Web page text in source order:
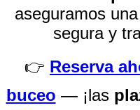
aseguramos
segura y
👉 Reserva
buceo — ¡las